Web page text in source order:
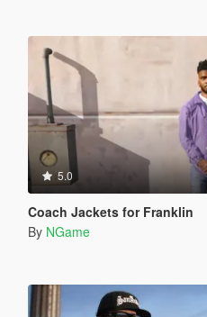
5.0
Coach Jackets for Franklin
By NGame